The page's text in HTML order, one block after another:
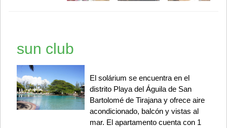
sun club
El solárium se encuentra en el
distrito Playa del Águila de San
Bartolomé de Tirajana y ofrece aire
acondicionado, balcón y vistas al
mar. El apartamento cuenta con 1